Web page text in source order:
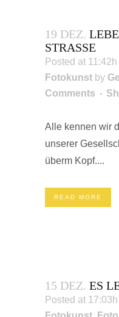
19 DEZ.
STRASSE
Posted at 11:42h
Fotokunst by
Comments
Alle kennen wir
unserer
überm Kopf....
READ MORE
15 DEZ. ES
Posted at 17:03h